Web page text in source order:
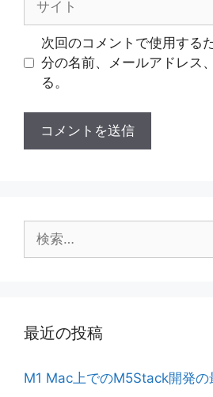
次回のコメントで使用する
分の名前、メールアドレス
る。
索:
最近の投稿
M1 Mac上でのM5Stack開発の